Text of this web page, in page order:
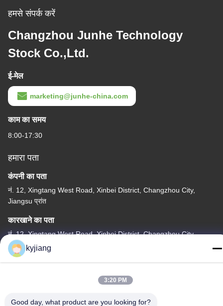
हमसे संपर्क करें
Changzhou Junhe Technology
Stock Co.,Ltd.
ई-मेल
marketing@junhe-china.com
काम का समय
8:00-17:30
हमारा पता
कंपनी का पता
नं. 12, Xingtang West Road, Xinbei District, Changzhou City,
Jiangsu प्रांत
कारखाने का पता
नं. 12, Xingtang West Road, Xinbei District, Changzhou City,
Jiangsu प्रांत
टेलीफोन
kyjiang
3:20 PM
Good day, what product are you looking for?